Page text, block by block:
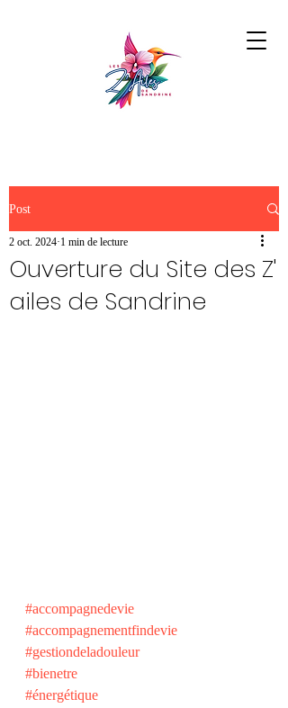
Post
Ouverture du Site des Z'
ailes de Sandrine
2 oct. 2024 1 min de lecture
#accompagnedevie
#accompagnementfindevie
#gestiondeladouleur
#bienetre
#énergétique